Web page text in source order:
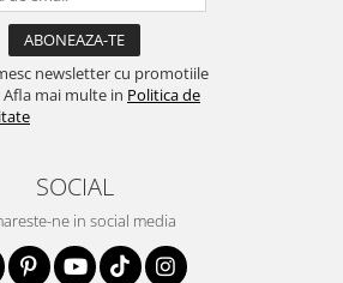
newsletter cu promotiile
mai multe in Politica de
SOCIAL
ne in social media